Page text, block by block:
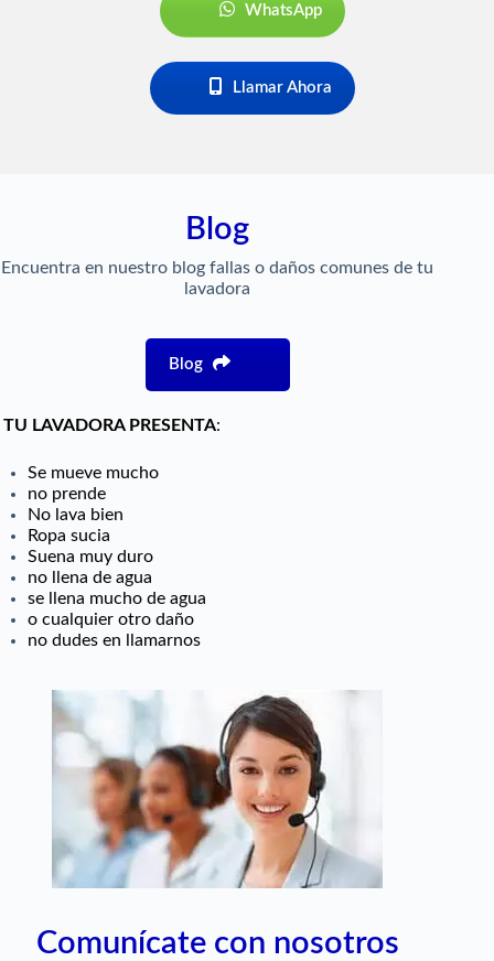
WhatsApp
Llamar Ahora
Blog
Encuentra en nuestro blog fallas o daños comunes de tu
lavadora
Blog
TU LAVADORA PRESENTA:
Se mueve mucho
no prende
No lava bien
Ropa sucia
Suena muy duro
no llena de agua
se llena mucho de agua
o cualquier otro daño
no dudes en llamarnos
Comunícate con nosotros